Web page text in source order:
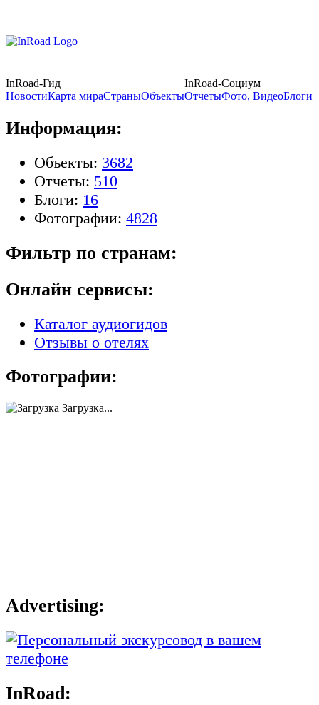
InRoad-Гид
InRoad-Социум
НовостиКарта мираСтраныОбъектыОтчетыФото, ВидеоБлоги
Информация:
Объекты: 3682
Отчеты: 510
Блоги: 16
Фотографии: 4828
Фильтр по странам:
Онлайн сервисы:
Каталог аудиогидов
Отзывы о отелях
Фотографии:
Загрузка...
Advertising:
InRoad: